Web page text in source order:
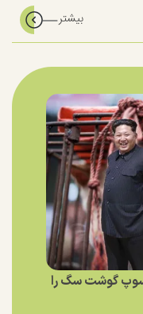
سوپ گوشت سگ را